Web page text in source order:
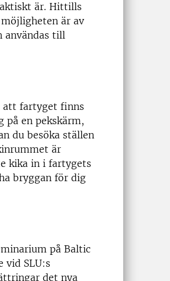
är. Hittills
är av
användas till
att fartyget finns
på en pekskärm,
du besöka ställen
är
kika in i fartygets
bryggan för dig
på Baltic
vid SLU:s
det nya